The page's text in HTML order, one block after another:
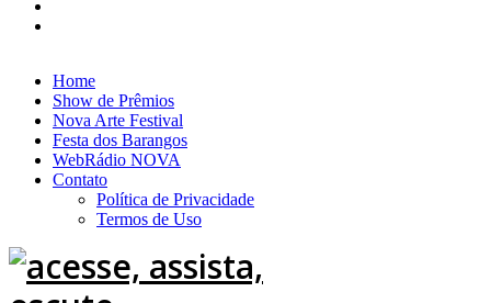
Home
Show de Prêmios
Nova Arte Festival
Festa dos Barangos
WebRádio NOVA
Contato
Política de Privacidade
Termos de Uso